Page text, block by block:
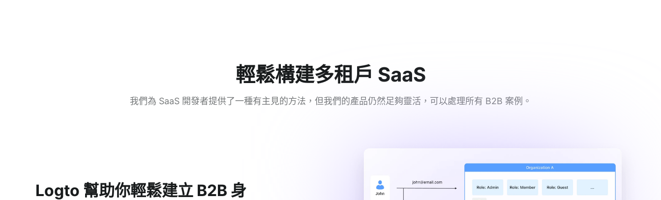
輕鬆構建多租戶 SaaS
我們為 SaaS 開發者提供了一種有主見的方法，但我們的產品仍然足夠靈活，可以處理所有 B2B 案例。
Logto 幫助你輕鬆建立 B2B 身